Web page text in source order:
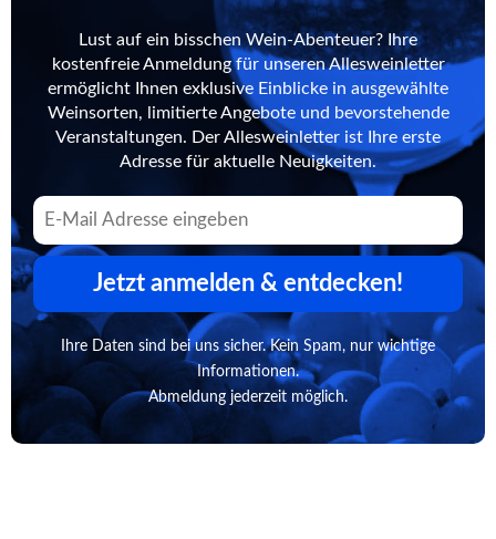
Lust auf ein bisschen Wein-Abenteuer? Ihre
kostenfreie Anmeldung für unseren Allesweinletter
ermöglicht Ihnen exklusive Einblicke in ausgewählte
Weinsorten, limitierte Angebote und bevorstehende
Veranstaltungen. Der Allesweinletter ist Ihre erste
Adresse für aktuelle Neuigkeiten.
Jetzt anmelden & entdecken!
Ihre Daten sind bei uns sicher. Kein Spam, nur wichtige
Informationen.
Abmeldung jederzeit möglich.